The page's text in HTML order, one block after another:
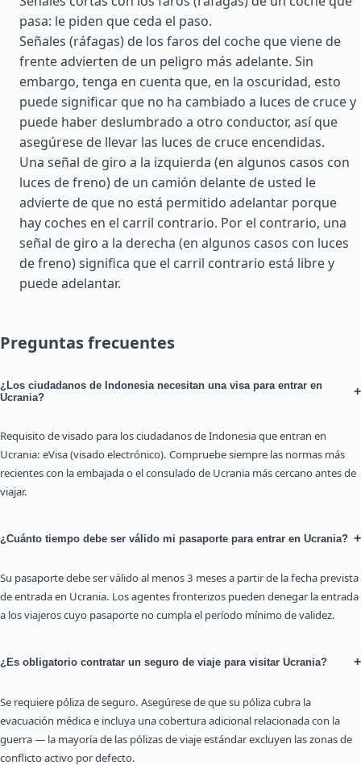
pasa: le piden que ceda el paso.
Señales (ráfagas) de los faros del coche que viene de
frente advierten de un peligro más adelante. Sin
embargo, tenga en cuenta que, en la oscuridad, esto
puede significar que no ha cambiado a luces de cruce y
puede haber deslumbrado a otro conductor, así que
asegúrese de llevar las luces de cruce encendidas.
Una señal de giro a la izquierda (en algunos casos con
luces de freno) de un camión delante de usted le
advierte de que no está permitido adelantar porque
hay coches en el carril contrario. Por el contrario, una
señal de giro a la derecha (en algunos casos con luces
de freno) significa que el carril contrario está libre y
puede adelantar.
Preguntas frecuentes
¿Los ciudadanos de Indonesia necesitan una visa para entrar en
Ucrania?
+
Requisito de visado para los ciudadanos de Indonesia que entran en
Ucrania: eVisa (visado electrónico). Compruebe siempre las normas más
recientes con la embajada o el consulado de Ucrania más cercano antes de
viajar.
¿Cuánto tiempo debe ser válido mi pasaporte para entrar en Ucrania? +
Su pasaporte debe ser válido al menos 3 meses a partir de la fecha prevista
de entrada en Ucrania. Los agentes fronterizos pueden denegar la entrada
a los viajeros cuyo pasaporte no cumpla el período mínimo de validez.
¿Es obligatorio contratar un seguro de viaje para visitar Ucrania? +
Se requiere póliza de seguro. Asegúrese de que su póliza cubra la
evacuación médica e incluya una cobertura adicional relacionada con la
guerra — la mayoría de las pólizas de viaje estándar excluyen las zonas de
conflicto activo por defecto.